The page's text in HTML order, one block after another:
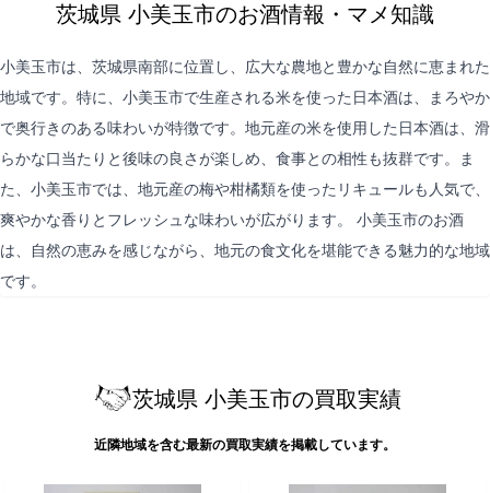
茨城県 小美玉市のお酒情報・マメ知識
小美玉市は、茨城県南部に位置し、広大な農地と豊かな自然に恵まれた
地域です。特に、小美玉市で生産される米を使った日本酒は、まろやか
で奥行きのある味わいが特徴です。地元産の米を使用した日本酒は、滑
らかな口当たりと後味の良さが楽しめ、食事との相性も抜群です。ま
た、小美玉市では、地元産の梅や柑橘類を使ったリキュールも人気で、
爽やかな香りとフレッシュな味わいが広がります。 小美玉市のお酒
は、自然の恵みを感じながら、地元の食文化を堪能できる魅力的な地域
です。
茨城県 小美玉市の買取実績
近隣地域を含む最新の買取実績を掲載しています。